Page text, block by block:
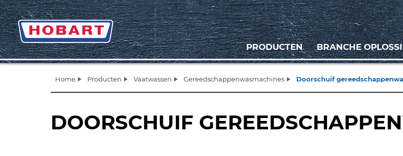
PRODUCTEN BRANCHE
Home Producten Vaatwassen Gereedschappenwasmachines Doorschuif
DOORSCHUIF